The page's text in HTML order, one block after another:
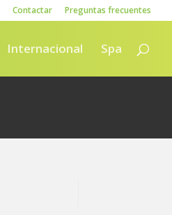
Contactar Preguntas frecuentes
Internacional Spa